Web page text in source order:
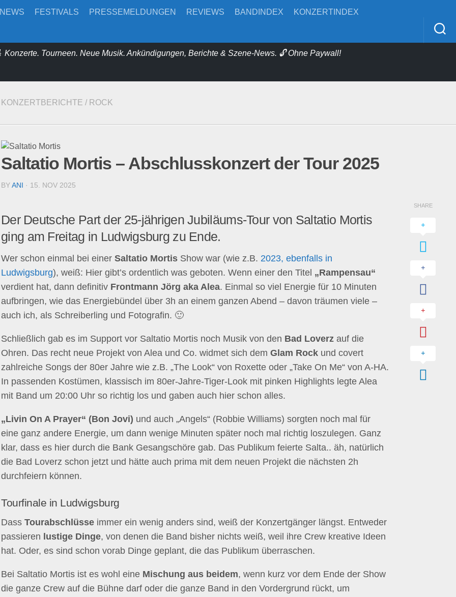
FESTIVALS PRESSEMELDUNGEN REVIEWS BANDINDEX
KONZERTINDEX
Konzerte. Tourneen. Neue Musik. Ankündigungen, Berichte & Szene-News. 🔓 Ohne Paywall!
KONZERTBERICHTE / ROCK
Saltatio Mortis – Abschlusskonzert der Tour 2025
BYANI · 15. NOV 2025
Der Deutsche Part der 25-jährigen Jubiläums-Tour von Saltatio Mortis
ging am Freitag in Ludwigsburg zu Ende.
Wer schon einmal bei einer Saltatio Mortis Show war (wie z.B. 2023, ebenfalls in
Ludwigsburg), weiß: Hier gibt’s ordentlich was geboten. Wenn einer den Titel „Rampensau“
verdient hat, dann definitiv Frontmann Jörg aka Alea. Einmal so viel Energie für 10 Minuten
aufbringen, wie das Energiebündel über 3h an einem ganzen Abend – davon träumen viele –
auch ich, als Schreiberling und Fotografin. 🙂
Schließlich gab es im Support vor Saltatio Mortis noch Musik von den Bad Loverz auf die
Ohren. Das recht neue Projekt von Alea und Co. widmet sich dem Glam Rock und covert
zahlreiche Songs der 80er Jahre wie z.B. „The Look“ von Roxette oder „Take On Me“ von A-HA.
In passenden Kostümen, klassisch im 80er-Jahre-Tiger-Look mit pinken Highlights legte Alea
mit Band um 20:00 Uhr so richtig los und gaben auch hier schon alles.
„Livin On A Prayer“ (Bon Jovi) und auch „Angels“ (Robbie Williams) sorgten noch mal für
eine ganz andere Energie, um dann wenige Minuten später noch mal richtig loszulegen. Ganz
klar, dass es hier durch die Bank Gesangschöre gab. Das Publikum feierte Salta.. äh, natürlich
die Bad Loverz schon jetzt und hätte auch prima mit dem neuen Projekt die nächsten 2h
durchfeiern können.
Tourfinale in Ludwigsburg
Dass Tourabschlüsse immer ein wenig anders sind, weiß der Konzertgänger längst. Entweder
passieren lustige Dinge, von denen die Band bisher nichts weiß, weil ihre Crew kreative Ideen
hat. Oder, es sind schon vorab Dinge geplant, die das Publikum überraschen.
Bei Saltatio Mortis ist es wohl eine Mischung aus beidem, wenn kurz vor dem Ende der Show
die ganze Crew auf die Bühne darf oder die ganze Band in den Vordergrund rückt, um
SHARE